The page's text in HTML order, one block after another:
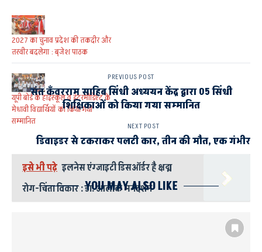
2027 का चुनाव प्रदेश की तकदीर और
तस्वीर बदलेगा : बृजेश पाठक
यूपी बोर्ड के हाईस्कूल व इंटरमीडिएट के
मेधावी विद्यार्थियों को किया गया
सम्मानित
इसे भी पढ़े इलनेस एंग्जाइटी डिसऑर्डर है क्षद्म
रोग-चिंता विकार : डा. आलोक मनदर्शन
PREVIOUS POST
संत कँवरराम साहिब सिंधी अध्ययन केंद्र द्वारा 05 सिंधी
शिक्षिकाओं को किया गया सम्मानित
NEXT POST
डिवाइडर से टकराकर पलटी कार, तीन की मौत, एक गंभीर
YOU MAY ALSO LIKE